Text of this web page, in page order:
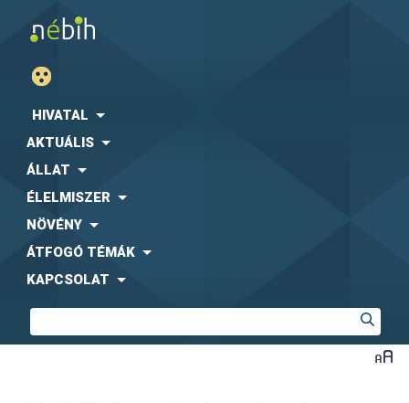
HIVATAL
AKTUÁLIS
ÁLLAT
ÉLELMISZER
NÖVÉNY
ÁTFOGÓ TÉMÁK
KAPCSOLAT